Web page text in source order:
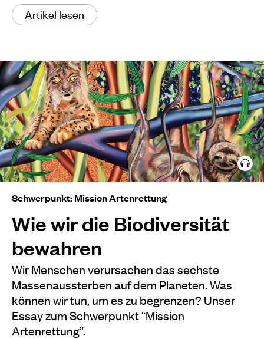
Artikel lesen
Schwerpunkt: Mission Artenrettung
Wie wir die Biodiversität
bewahren
Wir Menschen verursachen das sechste
Massenaussterben auf dem Planeten. Was
können wir tun, um es zu begrenzen? Unser
Essay zum Schwerpunkt “Mission
Artenrettung”.